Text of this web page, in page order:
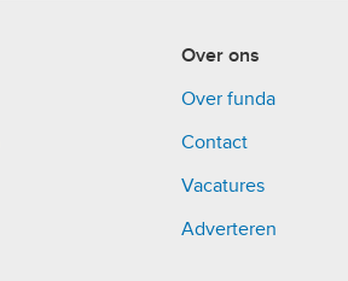
Over ons
Over funda
Contact
Vacatures
Adverteren